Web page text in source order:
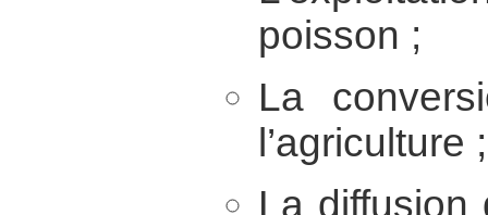
poisson ;
La
l’agriculture ;
La diffusion